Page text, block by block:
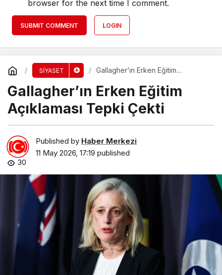
browser for the next time I comment.
SUBMIT COMMENT LOGIN
SİYASET
Gallagher’ın Erken Eğitim
Gallagher’ın Erken Eğitim
Açıklaması Tepki Çekti
Published by Haber Merkezi
11 May 2026, 17:19 published
30